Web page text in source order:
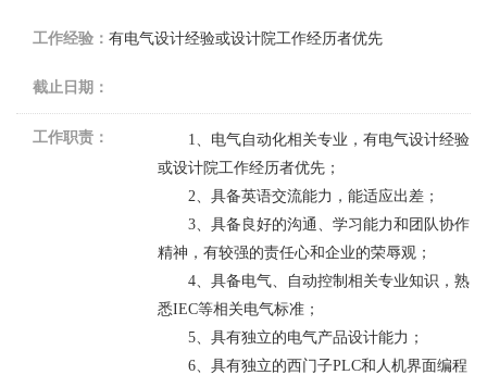
工作经验： 有电气设计经验或设计院工作经历者优先
截止日期：
工作职责： 1、电气自动化相关专业，有电气设计经验
或设计院工作经历者优先；
2、具备英语交流能力，能适应出差；
3、具备良好的沟通、学习能力和团队协作
精神，有较强的责任心和企业的荣辱观；
4、具备电气、自动控制相关专业知识，熟
悉IEC等相关电气标准；
5、具有独立的电气产品设计能力；
6、具有独立的西门子PLC和人机界面编程